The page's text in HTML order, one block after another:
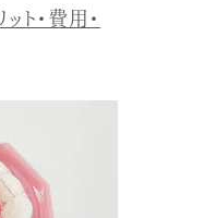
ト・費用・